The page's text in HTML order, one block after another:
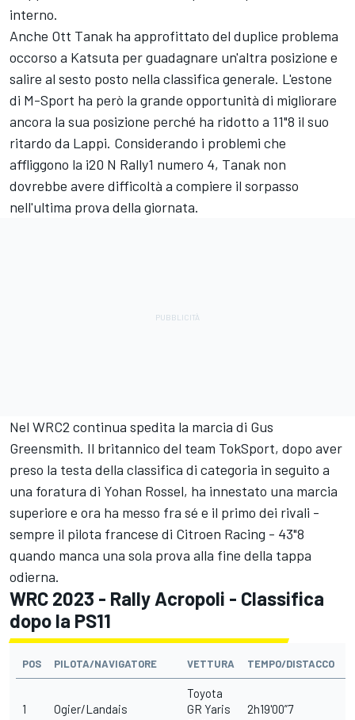
interno.
Anche Ott Tanak ha approfittato del duplice problema
occorso a Katsuta per guadagnare un'altra posizione e
salire al sesto posto nella classifica generale. L'estone
di M-Sport ha però la grande opportunità di migliorare
ancora la sua posizione perché ha ridotto a 11"8 il suo
ritardo da Lappi. Considerando i problemi che
affliggono la i20 N Rally1 numero 4, Tanak non
dovrebbe avere difficoltà a compiere il sorpasso
nell'ultima prova della giornata.
Nel WRC2 continua spedita la marcia di Gus
Greensmith. Il britannico del team TokSport, dopo aver
preso la testa della classifica di categoria in seguito a
una foratura di Yohan Rossel, ha innestato una marcia
superiore e ora ha messo fra sé e il primo dei rivali -
sempre il pilota francese di Citroen Racing - 43"8
quando manca una sola prova alla fine della tappa
odierna.
WRC 2023 - Rally Acropoli - Classifica
dopo la PS11
POS PILOTA/NAVIGATORE VETTURA TEMPO/DISTACCO
1 Ogier/Landais
Toyota
GR Yaris
2h19'00”7